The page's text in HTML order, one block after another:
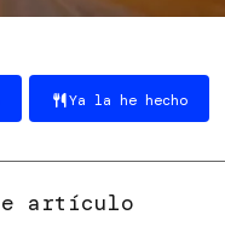
Ya la he hecho